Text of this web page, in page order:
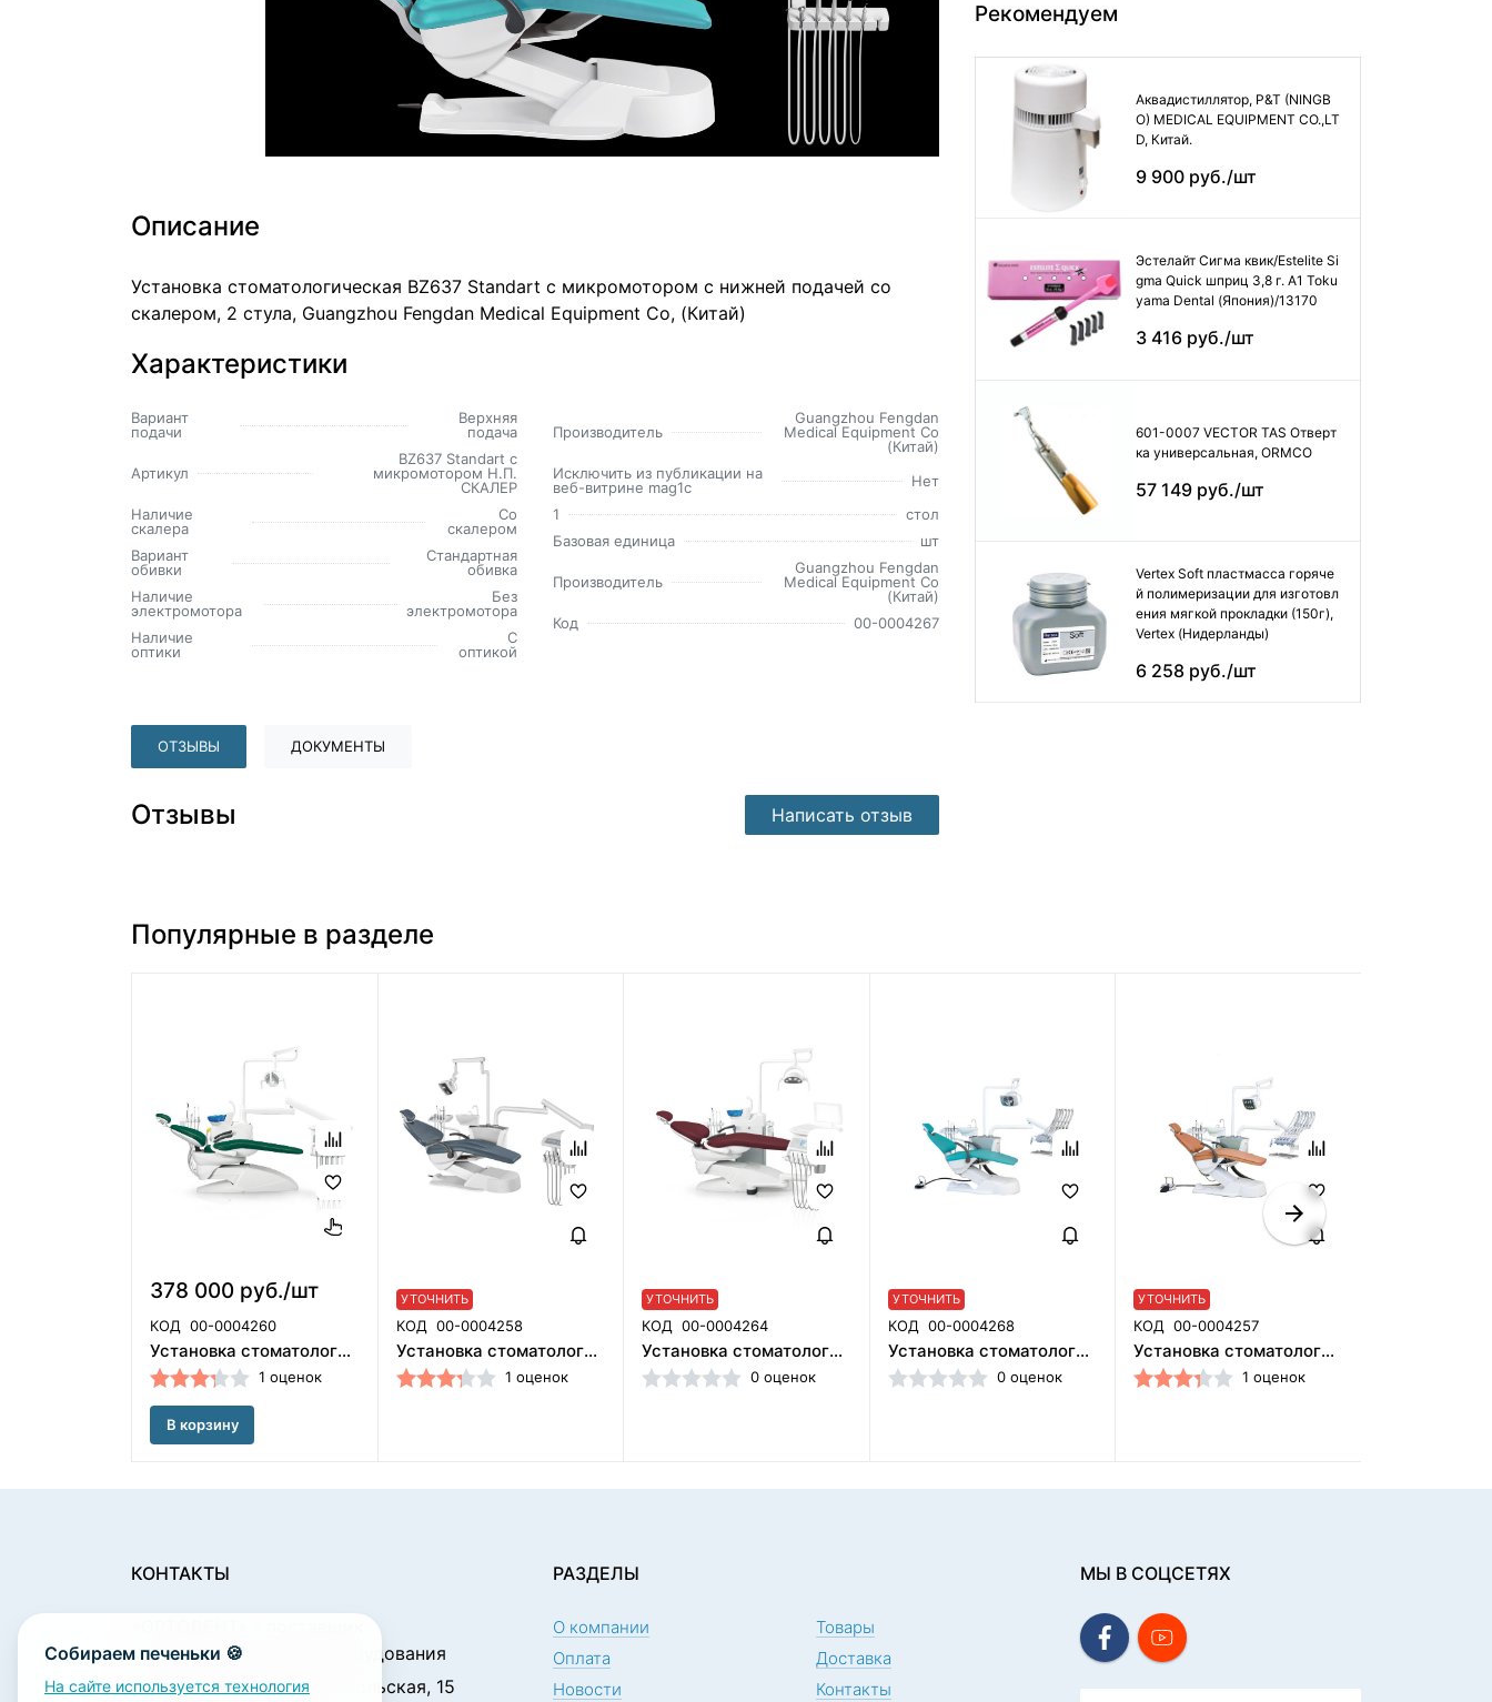
Описание
Установка стоматологическая BZ637 Standart с микромотором с нижней подачей со
скалером, 2 стула, Guangzhou Fengdan Medical Equipment Co, (Китай)
Характеристики
Вариант
подачи
Верхняя
подача
Артикул
BZ637 Standart с
микромотором Н.П.
СКАЛЕР
Наличие
скалера
Со
скалером
Вариант
обивки
Стандартная
обивка
Наличие
электромотора
Без
электромотора
Наличие
оптики
С
оптикой
Производитель
Guangzhou Fengdan
Medical Equipment Co
(Китай)
Исключить из публикации на
веб-витрине mag1c
Нет
1
стол
Базовая единица
шт
Производитель
Guangzhou Fengdan
Medical Equipment Co
(Китай)
Код
00-0004267
ОТЗЫВЫ ДОКУМЕНТЫ
Отзывы Написать отзыв
Рекомендуем
Аквадистиллятор, P&T (NINGB
O) MEDICAL EQUIPMENT CO.,LT
D, Китай.
9 900 руб./шт
Эстелайт Сигма квик/Estelite Si
gma Quick шприц 3,8 г. А1 Toku
yama Dental (Япония)/13170
3 416 руб./шт
601-0007 VECTOR TAS Отверт
ка универсальная, ORMCO
57 149 руб./шт
Vertex Soft пластмасса горяче
й полимеризации для изготовл
ения мягкой прокладки (150г),
Vertex (Нидерланды)
6 258 руб./шт
Популярные в разделе
378 000 руб./шт
КОД 00-0004260
Установка стоматологическая BZ636 compact с нижней подачей со скалером, 2 стула, Guangzhou Fengdan Medical Equipment Co., (Китай)
1 оценок
В корзину
УТОЧНИТЬ
КОД 00-0004258
Установка стоматологическая BZ637 Luxury с микромотором с нижней подачей со скалером с улучшенной обивкой,2 стула, Guangzhou Fengdan Medical Equipment Co., (Китай)
1 оценок
УТОЧНИТЬ
КОД 00-0004264
Установка стоматологическая BZ638 plus с микромотором с боковой нижней подачей со скалером с мягкой обивкой, 2 стула, Guangzhou Fengdan Medical Equipment Co, (Китай)
0 оценок
УТОЧНИТЬ
КОД 00-0004268
Установка стоматологическая BZ637 Standart с верхней подачей со скалером, 2 стула, Guangzhou Fengdan Medical Equipment Co, (Китай)
0 оценок
УТОЧНИТЬ
КОД 00-0004257
Установка стоматологическая BZ637 Luxury с микромотором с верхней подачей со скалером с улучшенной обивкой, 2 стула, Guangzhou Fengdan Medical Equipment Co, (Китай)
1 оценок
Собираем печеньки 🍪
На сайте используется технология
КОНТАКТЫ
стоматологического оборудования
450001, г. Уфа ул. Комсомольская, 15
РАЗДЕЛЫ
О компании
Товары
Оплата
Доставка
Новости
Контакты
МЫ В СОЦСЕТЯХ